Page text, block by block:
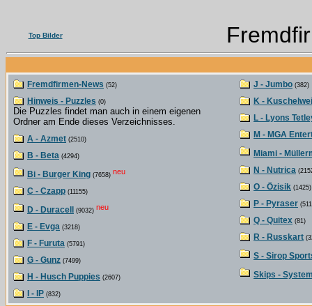
Top Bilder
Fremdfirmen-News (52)
Hinweis - Puzzles (0)
Die Puzzles findet man auch in einem eigenen
Ordner am Ende dieses Verzeichnisses.
A - Azmet (2510)
B - Beta (4294)
Bi - Burger King (7658) neu
C - Czapp (11155)
D - Duracell (9032) neu
E - Evga (3218)
F - Furuta (5791)
G - Gunz (7499)
H - Husch Puppies (2607)
I - IP (832)
J - Jumbo (382)
K -
L - Lyons
M - MGA
Miami -
N - Nutrica
O - Özisik (1425)
P - Pyraser
Q - Quitex (81)
R - Russkart
S - Sirop
Skips -